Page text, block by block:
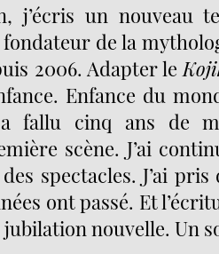
j’écris un nouveau
de la
2006. Adapter le
Enfance du
fallu cinq ans de
scène. J’ai
spectacles. J’ai
ont passé. Et
nouvelle. Un